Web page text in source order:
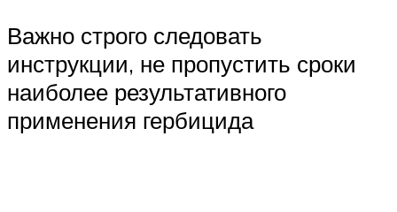
Важно строго следовать
инструкции, не пропустить сроки
наиболее результативного
применения гербицида